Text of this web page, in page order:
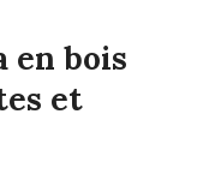
en bois
et